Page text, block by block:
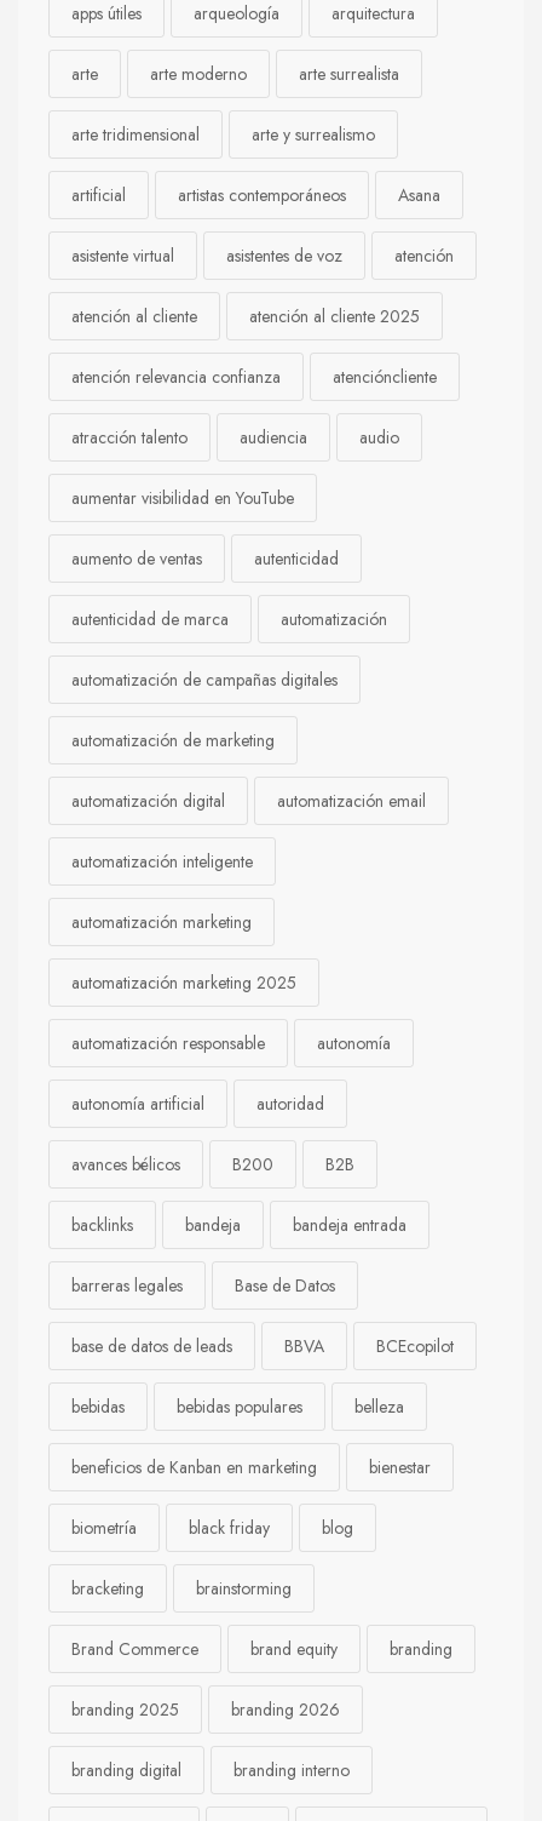
apps útiles arqueología arquitectura
arte arte moderno arte surrealista
arte tridimensional arte y surrealismo
artificial artistas contemporáneos Asana
asistente virtual asistentes de voz atención
atención al cliente atención al cliente 2025
atención relevancia confianza atencióncliente
atracción talento audiencia audio
aumentar visibilidad en YouTube
aumento de ventas autenticidad
autenticidad de marca automatización
automatización de campañas digitales
automatización de marketing
automatización digital automatización email
automatización inteligente
automatización marketing
automatización marketing 2025
automatización responsable autonomía
autonomía artificial autoridad
avances bélicos B200 B2B
backlinks bandeja bandeja entrada
barreras legales Base de Datos
base de datos de leads BBVA BCEcopilot
bebidas bebidas populares belleza
beneficios de Kanban en marketing bienestar
biometría black friday blog
bracketing brainstorming
Brand Commerce brand equity branding
branding 2025 branding 2026
branding digital branding interno